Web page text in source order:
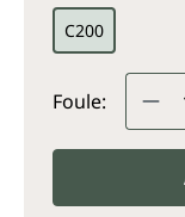
C200
Foule: